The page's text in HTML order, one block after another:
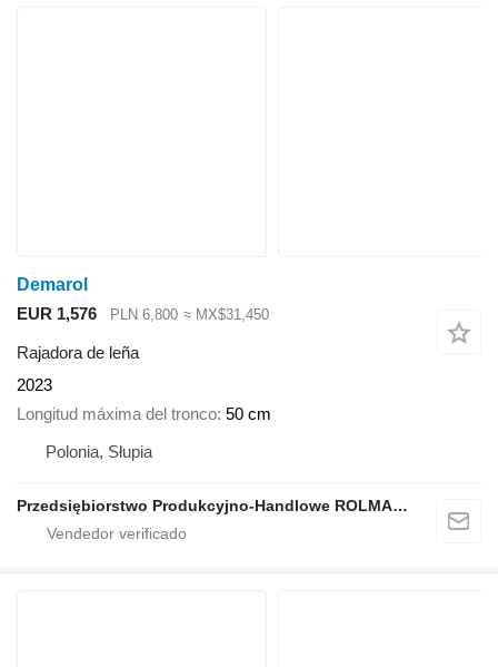
Demarol
EUR 1,576
PLN 6,800 ≈ MX$31,450
Rajadora de leña
2023
Longitud máxima del tronco 50 cm
Polonia, Słupia
Przedsiębiorstwo Produkcyjno-Handlowe ROLMAPOL Marcin Dziekan